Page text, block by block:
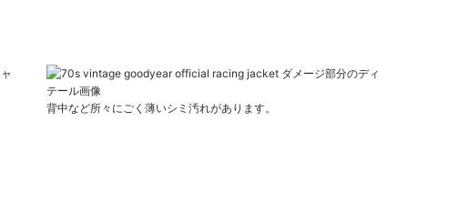
背中など所々にごく薄いシミ汚れがあります。